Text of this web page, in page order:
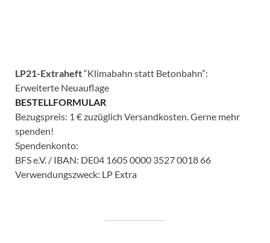
LP21-Extraheft“Klimabahn statt Betonbahn”:
Erweiterte Neuauflage
BESTELLFORMULAR
Bezugspreis: 1 € zuzüglich Versandkosten. Gerne mehr
spenden!
Spendenkonto:
BFS e.V. / IBAN: DE04 1605 0000 3527 0018 66
Verwendungszweck: LP Extra